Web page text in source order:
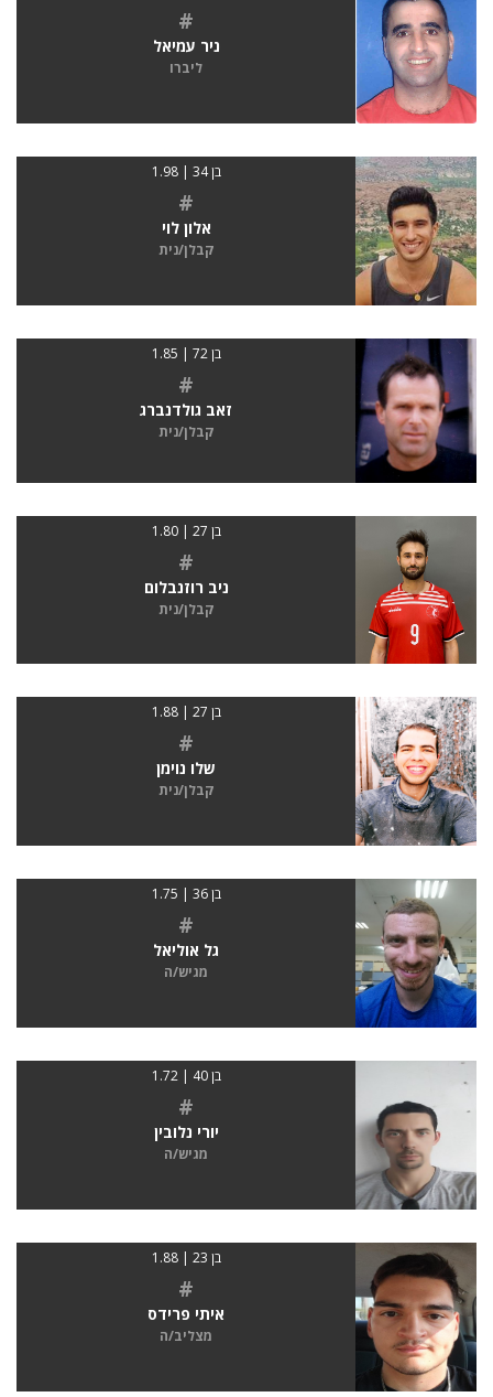
#
ניר עמיאל
ליברו
בן 34 | 1.98
#
אלון לוי
קבלן/נית
בן 72 | 1.85
#
זאב גולדנברג
קבלן/נית
בן 27 | 1.80
#
ניב רוזנבלום
קבלן/נית
בן 27 | 1.88
#
שלו נוימן
קבלן/נית
בן 36 | 1.75
#
גל אוליאל
מגיש/ה
בן 40 | 1.72
#
יורי נלובין
מגיש/ה
בן 23 | 1.88
#
איתי פרידס
מצליב/ה